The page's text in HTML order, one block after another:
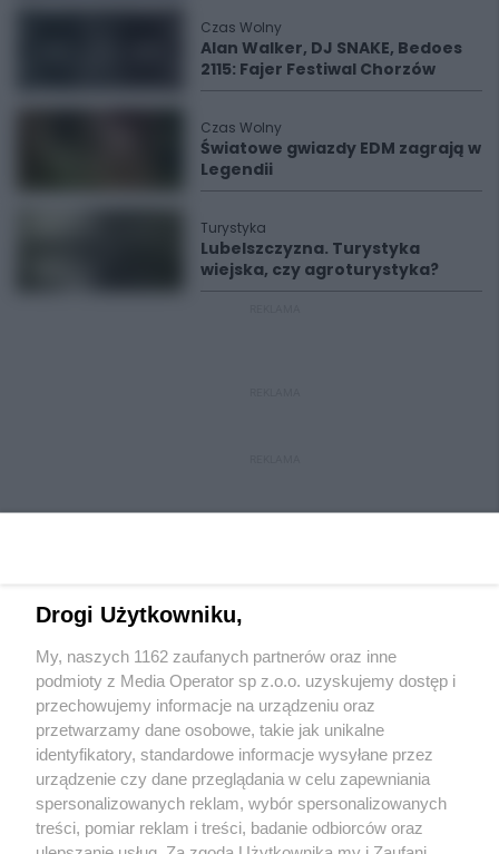
Czas Wolny
Alan Walker, DJ SNAKE, Bedoes
2115: Fajer Festiwal Chorzów
Czas Wolny
Światowe gwiazdy EDM zagrają w
Legendii
Turystyka
Lubelszczyzna. Turystyka
wiejska, czy agroturystyka?
Wydawca mediówlokalnych
Nie zapomnij
zapoznać się z:
polityką prywatności
Drogi Użytkowniku,
My, naszych 1162 zaufanych partnerów oraz inne
podmioty z Media Operator sp z.o.o. uzyskujemy dostęp i
przechowujemy informacje na urządzeniu oraz
przetwarzamy dane osobowe, takie jak unikalne
identyfikatory, standardowe informacje wysyłane przez
urządzenie czy dane przeglądania w celu zapewniania
spersonalizowanych reklam, wybór spersonalizowanych
treści, pomiar reklam i treści, badanie odbiorców oraz